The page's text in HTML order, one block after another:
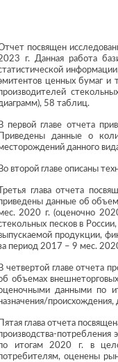
посвящен
г. Данная работа
ценных бумаг и
58 таблиц.
В первой главе отчета
Приведены данные о
данного
Во второй главе описаны
Третья глава отчета
данные об
2020 г. (оценочно
песков в
продукции,
период 2017 – 9 мес.
В четвертой главе отчета
объемах
данными по
Пятая глава отчета
потребления
итогам 2020 г. в
оценены